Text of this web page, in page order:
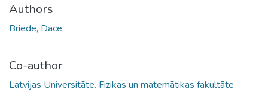
Authors
Briede, Dace
Co-author
Latvijas Universitāte. Fizikas un matemātikas fakultāte